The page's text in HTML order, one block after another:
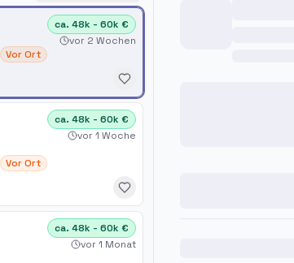
Vor Ort
ca. 48k - 60k €
vor 2 Wochen
Vor Ort
ca. 48k - 60k €
vor 1 Woche
ca. 48k - 60k €
vor 1 Monat